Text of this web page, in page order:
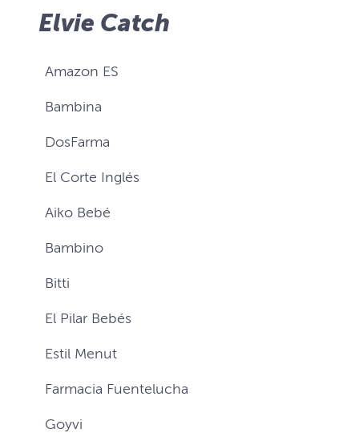
Elvie Catch
Amazon ES
Bambina
DosFarma
El Corte Inglés
Aiko Bebé
Bambino
Bitti
El Pilar Bebés
Estil Menut
Farmacia Fuentelucha
Goyvi